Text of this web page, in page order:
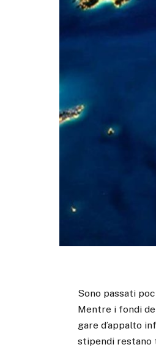
Sono passati
Mentre i fondi
gare d’appalto
stipendi restano